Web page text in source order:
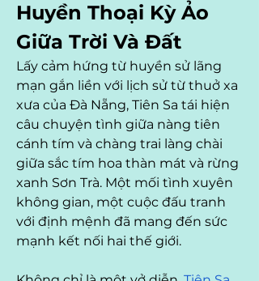
Huyền Thoại Kỳ Ảo
Giữa Trời Và Đất
Lấy cảm hứng từ huyền sử lãng
mạn gắn liền với lịch sử từ thuở xa
xưa của Đà Nẵng, Tiên Sa tái hiện
câu chuyện tình giữa nàng tiên
cánh tím và chàng trai làng chài
giữa sắc tím hoa thàn mát và rừng
xanh Sơn Trà. Một mối tình xuyên
không gian, một cuộc đấu tranh
với định mệnh đã mang đến sức
mạnh kết nối hai thế giới.